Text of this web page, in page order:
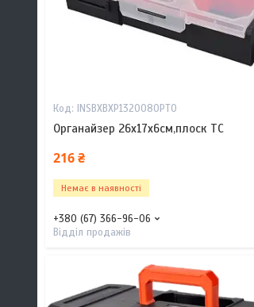
INSBXBXP1320080PT0
Органайзер 26х17х6см,плоск TC
216 ₴
Немає в наявності
+380 (67) 366-96-06
Відділ продажів